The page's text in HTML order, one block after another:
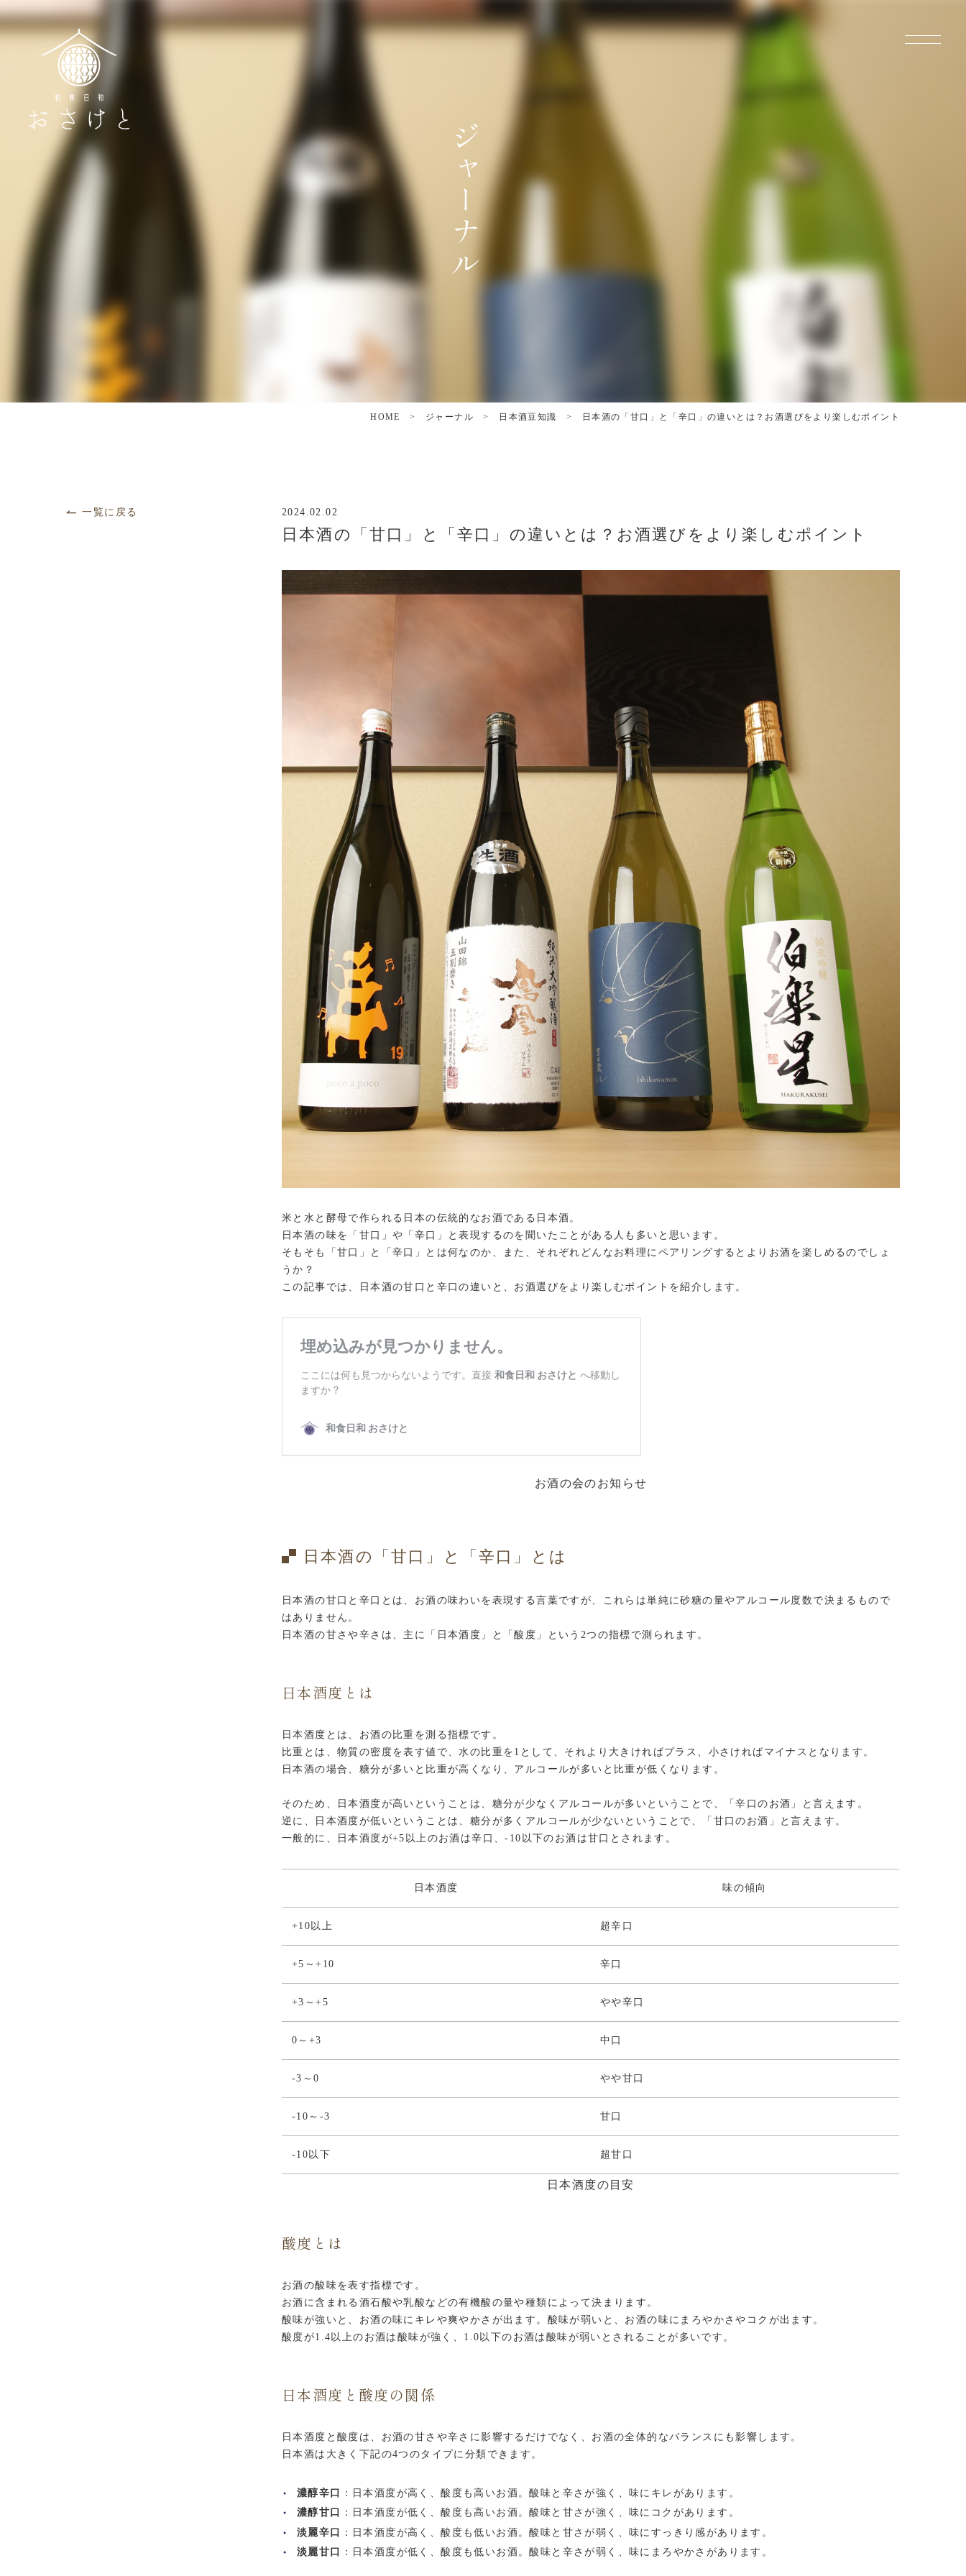
ジ
ャ
ー
ナ
ル
HOME > ジャーナル > 日本酒豆知識 > 日本酒の「甘口」と「辛口」の違いとは？お酒選びをより楽しむポイント
2024.02.02
日本酒の「甘口」と「辛口」の違いとは？お酒選びをより楽しむポイント
米と水と酵母で作られる日本の伝統的なお酒である日本酒。
日本酒の味を「甘口」や「辛口」と表現するのを聞いたことがある人も多いと思います。
そもそも「甘口」と「辛口」とは何なのか、また、それぞれどんなお料理にペアリングするとよりお酒を楽しめるのでしょ
うか？
この記事では、日本酒の甘口と辛口の違いと、お酒選びをより楽しむポイントを紹介します。
お酒の会のお知らせ
日本酒の「甘口」と「辛口」とは
日本酒の甘口と辛口とは、お酒の味わいを表現する言葉ですが、これらは単純に砂糖の量やアルコール度数で決まるもので
はありません。
日本酒の甘さや辛さは、主に「日本酒度」と「酸度」という2つの指標で測られます。
日本酒度とは
日本酒度とは、お酒の比重を測る指標です。
比重とは、物質の密度を表す値で、水の比重を1として、それより大きければプラス、小さければマイナスとなります。
日本酒の場合、糖分が多いと比重が高くなり、アルコールが多いと比重が低くなります。
そのため、日本酒度が高いということは、糖分が少なくアルコールが多いということで、「辛口のお酒」と言えます。
逆に、日本酒度が低いということは、糖分が多くアルコールが少ないということで、「甘口のお酒」と言えます。
一般的に、日本酒度が+5以上のお酒は辛口、-10以下のお酒は甘口とされます。
日本酒度 味の傾向
+10以上 超辛口
+5～+10 辛口
+3～+5 やや辛口
0～+3 中口
-3～0 やや甘口
-10～-3 甘口
-10以下 超甘口
日本酒度の目安
酸度とは
お酒の酸味を表す指標です。
お酒に含まれる酒石酸や乳酸などの有機酸の量や種類によって決まります。
酸味が強いと、お酒の味にキレや爽やかさが出ます。酸味が弱いと、お酒の味にまろやかさやコクが出ます。
酸度が1.4以上のお酒は酸味が強く、1.0以下のお酒は酸味が弱いとされることが多いです。
日本酒度と酸度の関係
日本酒度と酸度は、お酒の甘さや辛さに影響するだけでなく、お酒の全体的なバランスにも影響します。
日本酒は大きく下記の4つのタイプに分類できます。
濃醇辛口
：日本酒度が高く、酸度も高いお酒。酸味と辛さが強く、味にキレがあります。
濃醇甘口
：日本酒度が低く、酸度も高いお酒。酸味と甘さが強く、味にコクがあります。
淡麗辛口
：日本酒度が高く、酸度も低いお酒。酸味と甘さが弱く、味にすっきり感があります。
淡麗甘口
：日本酒度が低く、酸度も低いお酒。酸味と辛さが弱く、味にまろやかさがあります。
一覧に戻る